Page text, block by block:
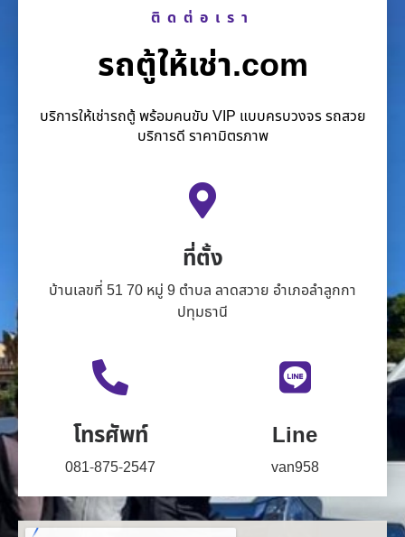
ติดต่อเรา
รถตู้ให้เช่า.com
บริการให้เช่ารถตู้ พร้อมคนขับ VIP แบบครบวงจร รถสวย
บริการดี ราคามิตรภาพ
ที่ตั้ง
บ้านเลขที่ 51 70 หมู่ 9 ตำบล ลาดสวาย อำเภอลำลูกกา
ปทุมธานี
โทรศัพท์
081-875-2547
Line
van958